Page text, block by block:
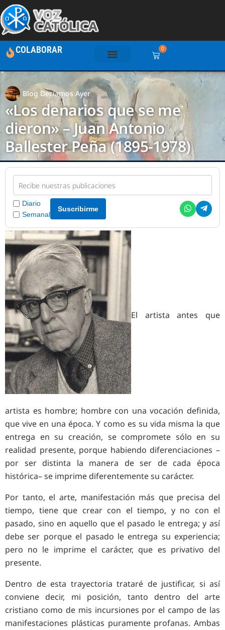
COLABORAR 0
Blog Decíamos Ayer
«Los denarios que se me
dieron» – Juan Antonio
Ballester Peña (1895-1978)
Diario
Semanal
Suscribirme
El artista antes que
artista es hombre; hombre con una vocación definida,
que vive en una época. Y como es su vida misma la que
entrega en su creación, se compromete sólo en su
realidad presente, porque habiendo diferenciaciones –
por ser distinta la manera de ser de cada época
histórica– se imprime diferentemente su carácter.
Por tanto, el arte, manifestación más que precisa del
tiempo, tiene que crear con el tiempo, y no con el
pasado, sino en aquello que el pasado le entrega; y así
debe ser porque el pasado le entrega su experiencia;
pero no le imprime el carácter, que es privativo del
presente.
Dentro de esta trayectoria trataré de justificar, si así
conviene decir, mi posición, tanto dentro del arte
cristiano como de mis incursiones por el campo de las
manifestaciones plásticas puramente profanas. Ambas